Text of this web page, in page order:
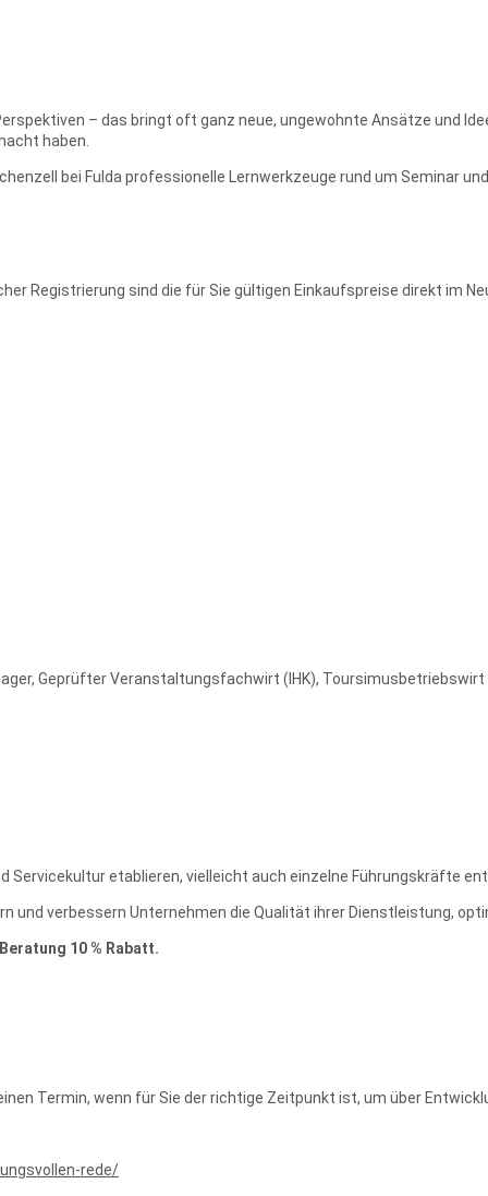
– das bringt oft ganz neue, ungewohnte Ansätze
haben.
bei Fulda professionelle Lernwerkzeuge rund um
Registrierung sind die für Sie gültigen Einkaufspreise direkt im
Geprüfter Veranstaltungsfachwirt (IHK),
etablieren, vielleicht auch einzelne Führungskräfte
und verbessern Unternehmen die Qualität ihrer
10 % Rabatt.
Termin, wenn für Sie der richtige Zeitpunkt ist, um über
rede/